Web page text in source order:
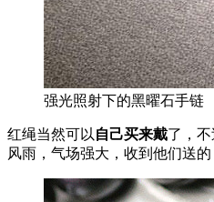
强光照射下的黑曜石手链
红绳当然可以 自己买来戴了，
风雨，气场强大，收到他们送